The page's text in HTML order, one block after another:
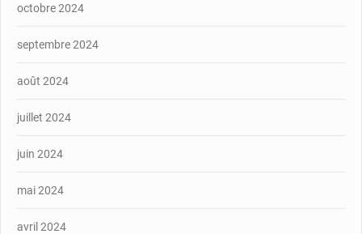
octobre 2024
septembre 2024
août 2024
juillet 2024
juin 2024
mai 2024
avril 2024